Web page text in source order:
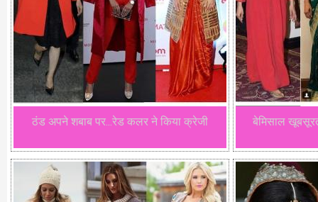
ठंड अपने शबाब पर...रेड कलर ने किया क्रेजी बेमिसाल